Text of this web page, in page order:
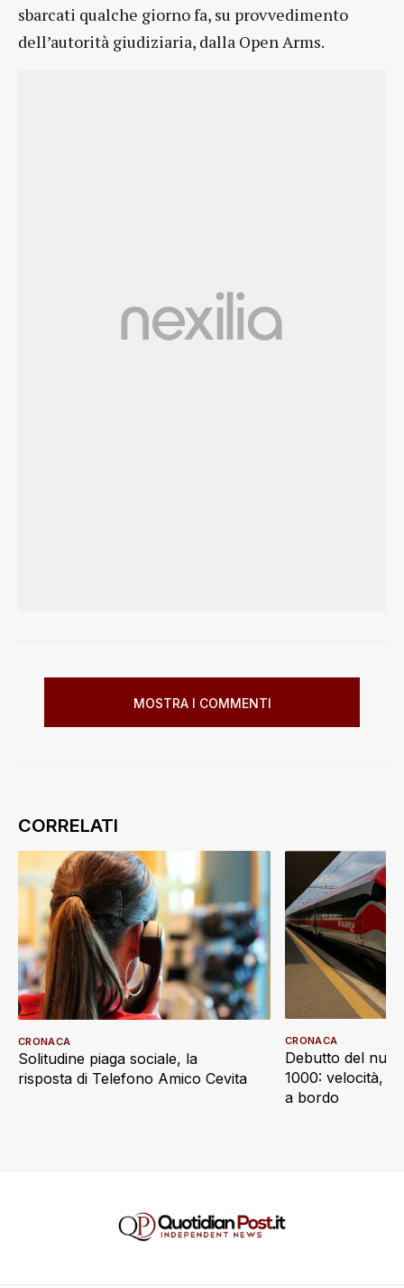
sbarcati qualche giorno fa, su provvedimento
dell’autorità giudiziaria, dalla Open Arms.
MOSTRA I COMMENTI
Solitudine piaga sociale, la
risposta di Telefono Amico Cevita
CRONACA
Debutto del
1000: velocità,
a bordo
CRONACA